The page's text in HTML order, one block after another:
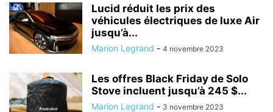
Lucid réduit les prix des
véhicules électriques de luxe Air
jusqu’à...
Marion Legrand - 4 novembre 2023
Les offres Black Friday de Solo
Stove incluent jusqu’à 245 $...
Marion Legrand - 3 novembre 2023